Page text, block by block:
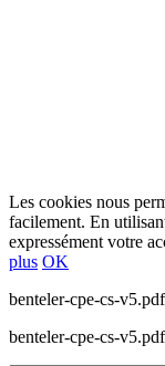
Les cookies nous
facilement. En
expressément votre
plus OK
benteler-cpe-cs-v5.pdf
benteler-cpe-cs-v5.pdf